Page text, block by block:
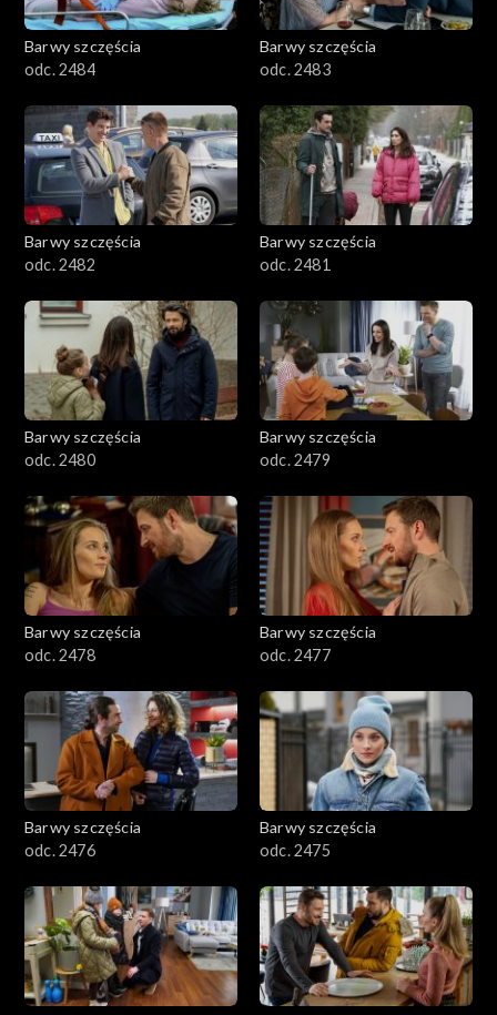
Barwy szczęścia
odc. 2484
Barwy szczęścia
odc. 2483
Barwy szczęścia
odc. 2482
Barwy szczęścia
odc. 2481
Barwy szczęścia
odc. 2480
Barwy szczęścia
odc. 2479
Barwy szczęścia
odc. 2478
Barwy szczęścia
odc. 2477
Barwy szczęścia
odc. 2476
Barwy szczęścia
odc. 2475